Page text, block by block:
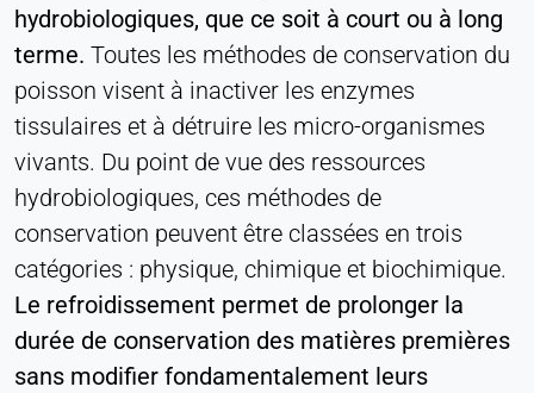
hydrobiologiques, que ce soit à court ou à long
terme. Toutes les méthodes de conservation du
poisson visent à inactiver les enzymes
tissulaires et à détruire les micro-organismes
vivants. Du point de vue des ressources
hydrobiologiques, ces méthodes de
conservation peuvent être classées en trois
catégories : physique, chimique et biochimique.
Le refroidissement permet de prolonger la
durée de conservation des matières premières
sans modifier fondamentalement leurs